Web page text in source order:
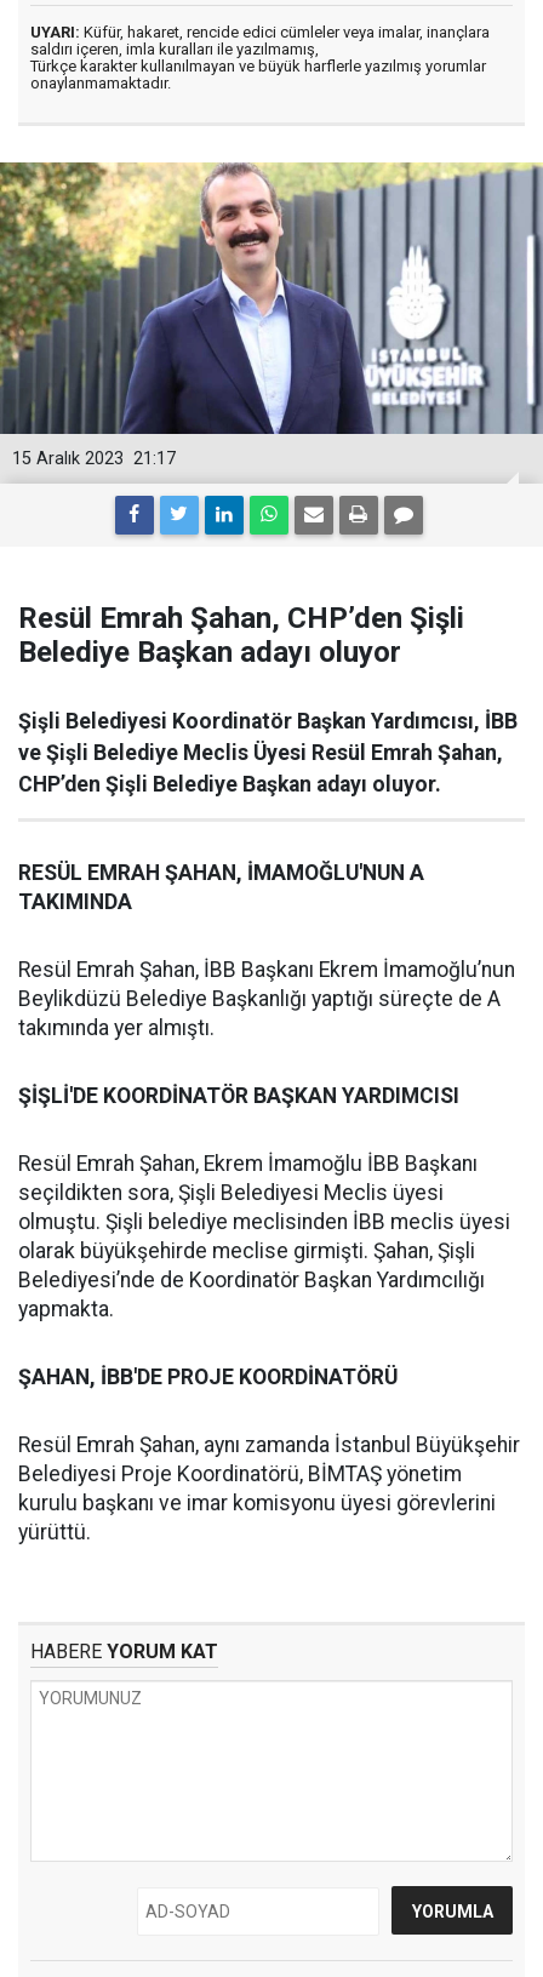
UYARI: Küfür, hakaret, rencide edici cümleler veya imalar, inançlara
saldırı içeren, imla kuralları ile yazılmamış,
Türkçe karakter kullanılmayan ve büyük harflerle yazılmış yorumlar
onaylanmamaktadır.
21:17
15 Aralık 2023
Resül Emrah Şahan, CHP’den Şişli
Belediye Başkan adayı oluyor
Şişli Belediyesi Koordinatör Başkan Yardımcısı, İBB
ve Şişli Belediye Meclis Üyesi Resül Emrah Şahan,
CHP’den Şişli Belediye Başkan adayı oluyor.
RESÜL EMRAH ŞAHAN, İMAMOĞLU'NUN A
TAKIMINDA
Resül Emrah Şahan, İBB Başkanı Ekrem İmamoğlu’nun
Beylikdüzü Belediye Başkanlığı yaptığı süreçte de A
takımında yer almıştı.
ŞİŞLİ'DE KOORDİNATÖR BAŞKAN YARDIMCISI
Resül Emrah Şahan, Ekrem İmamoğlu İBB Başkanı
seçildikten sora, Şişli Belediyesi Meclis üyesi
olmuştu. Şişli belediye meclisinden İBB meclis üyesi
olarak büyükşehirde meclise girmişti. Şahan, Şişli
Belediyesi’nde de Koordinatör Başkan Yardımcılığı
yapmakta.
ŞAHAN, İBB'DE PROJE KOORDİNATÖRÜ
Resül Emrah Şahan, aynı zamanda İstanbul Büyükşehir
Belediyesi Proje Koordinatörü, BİMTAŞ yönetim
kurulu başkanı ve imar komisyonu üyesi görevlerini
yürüttü.
HABERE YORUM KAT